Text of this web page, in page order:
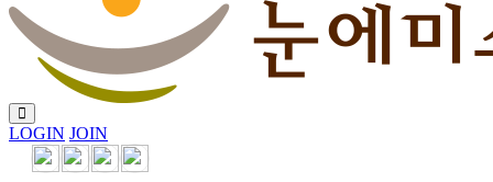
LOGIN JOIN